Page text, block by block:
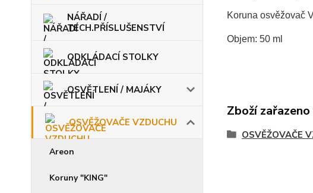
NÁŘADÍ /
TECH.PŘÍSLUŠENSTVÍ
ODKLÁDACÍ STOLKY
OSVĚTLENÍ / MAJÁKY
OSVĚŽOVAČE VZDUCHU
Areon
Koruny "KING"
Koruna osvěžovač
Objem: 50 ml
Zboží
OSVĚŽOVAČE